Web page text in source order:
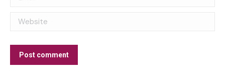
Website
Post comment